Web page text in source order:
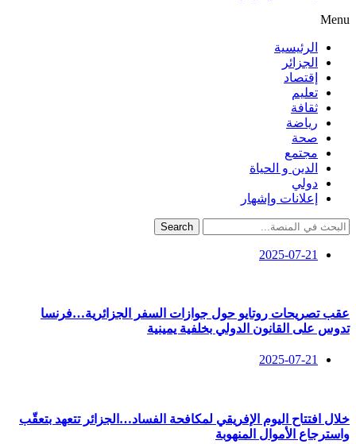
Menu
الرئيسية
الجزائر
إقتصاد
تعليم
ثقافة
رياضة
صحة
مجتمع
الدين و الحياة
دولي
إعلانات وإشهار
Search
2025-07-21
عقب تصريحات روتايو حول جوازات السفر الجزائرية…فرنسا
تدوس على القانون الدولي بخلفية يمينية
2025-07-21
خلال افتتاح اليوم الإفريقي لمكافحة الفساد…الجزائر تتعهد بتعقّب
واسترجاع الأموال المنهوبة